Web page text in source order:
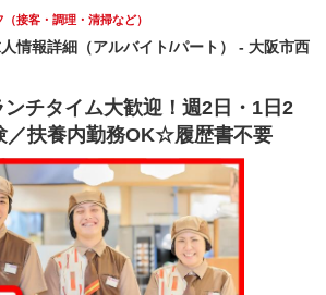
接客・調理・清掃など）
情報詳細（アルバイト/パート） - 大阪市西
ンチタイム大歓迎！週2日・1日2
／扶養内勤務OK☆履歴書不要